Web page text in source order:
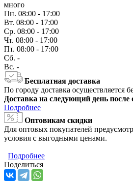
много
Пн. 08:00 - 17:00
Вт. 08:00 - 17:00
Ср. 08:00 - 17:00
Чт. 08:00 - 17:00
Пт. 08:00 - 17:00
Сб. -
Вс. -
Бесплатная доставка
По городу доставка осуществляется
Доставка на следующий день после
Подробнее
Оптовикам скидки
Для оптовых покупателей
условия с выгодными ценами.
Подробнее
Поделиться